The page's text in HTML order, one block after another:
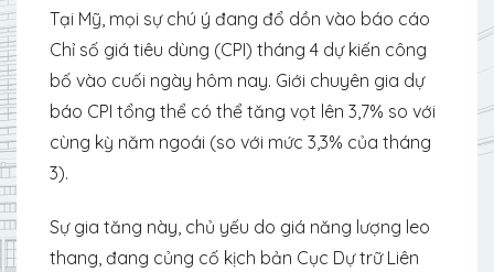
Tại Mỹ, mọi sự chú ý đang đổ dồn vào báo cáo
Chỉ số giá tiêu dùng (CPI) tháng 4 dự kiến công
bố vào cuối ngày hôm nay. Giới chuyên gia dự
báo CPI tổng thể có thể tăng vọt lên 3,7% so với
cùng kỳ năm ngoái (so với mức 3,3% của tháng
3).
Sự gia tăng này, chủ yếu do giá năng lượng leo
thang, đang củng cố kịch bản Cục Dự trữ Liên